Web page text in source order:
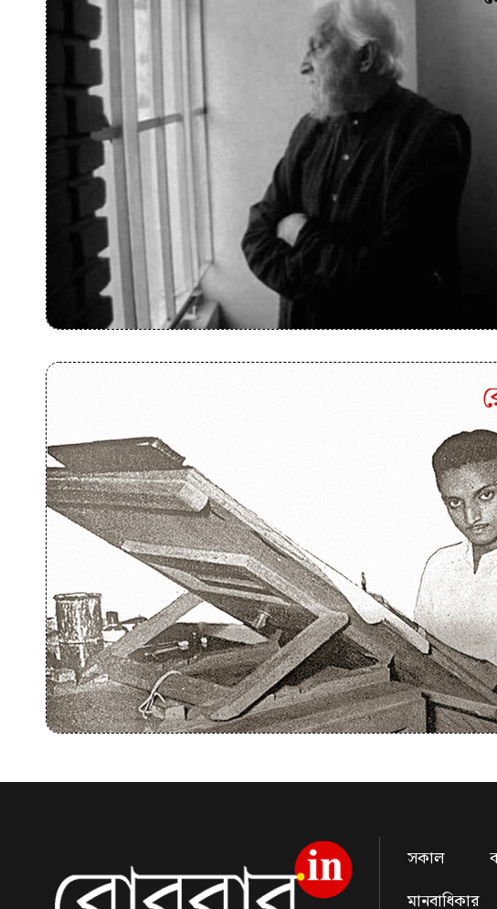
সকাল
মানবাধিকার